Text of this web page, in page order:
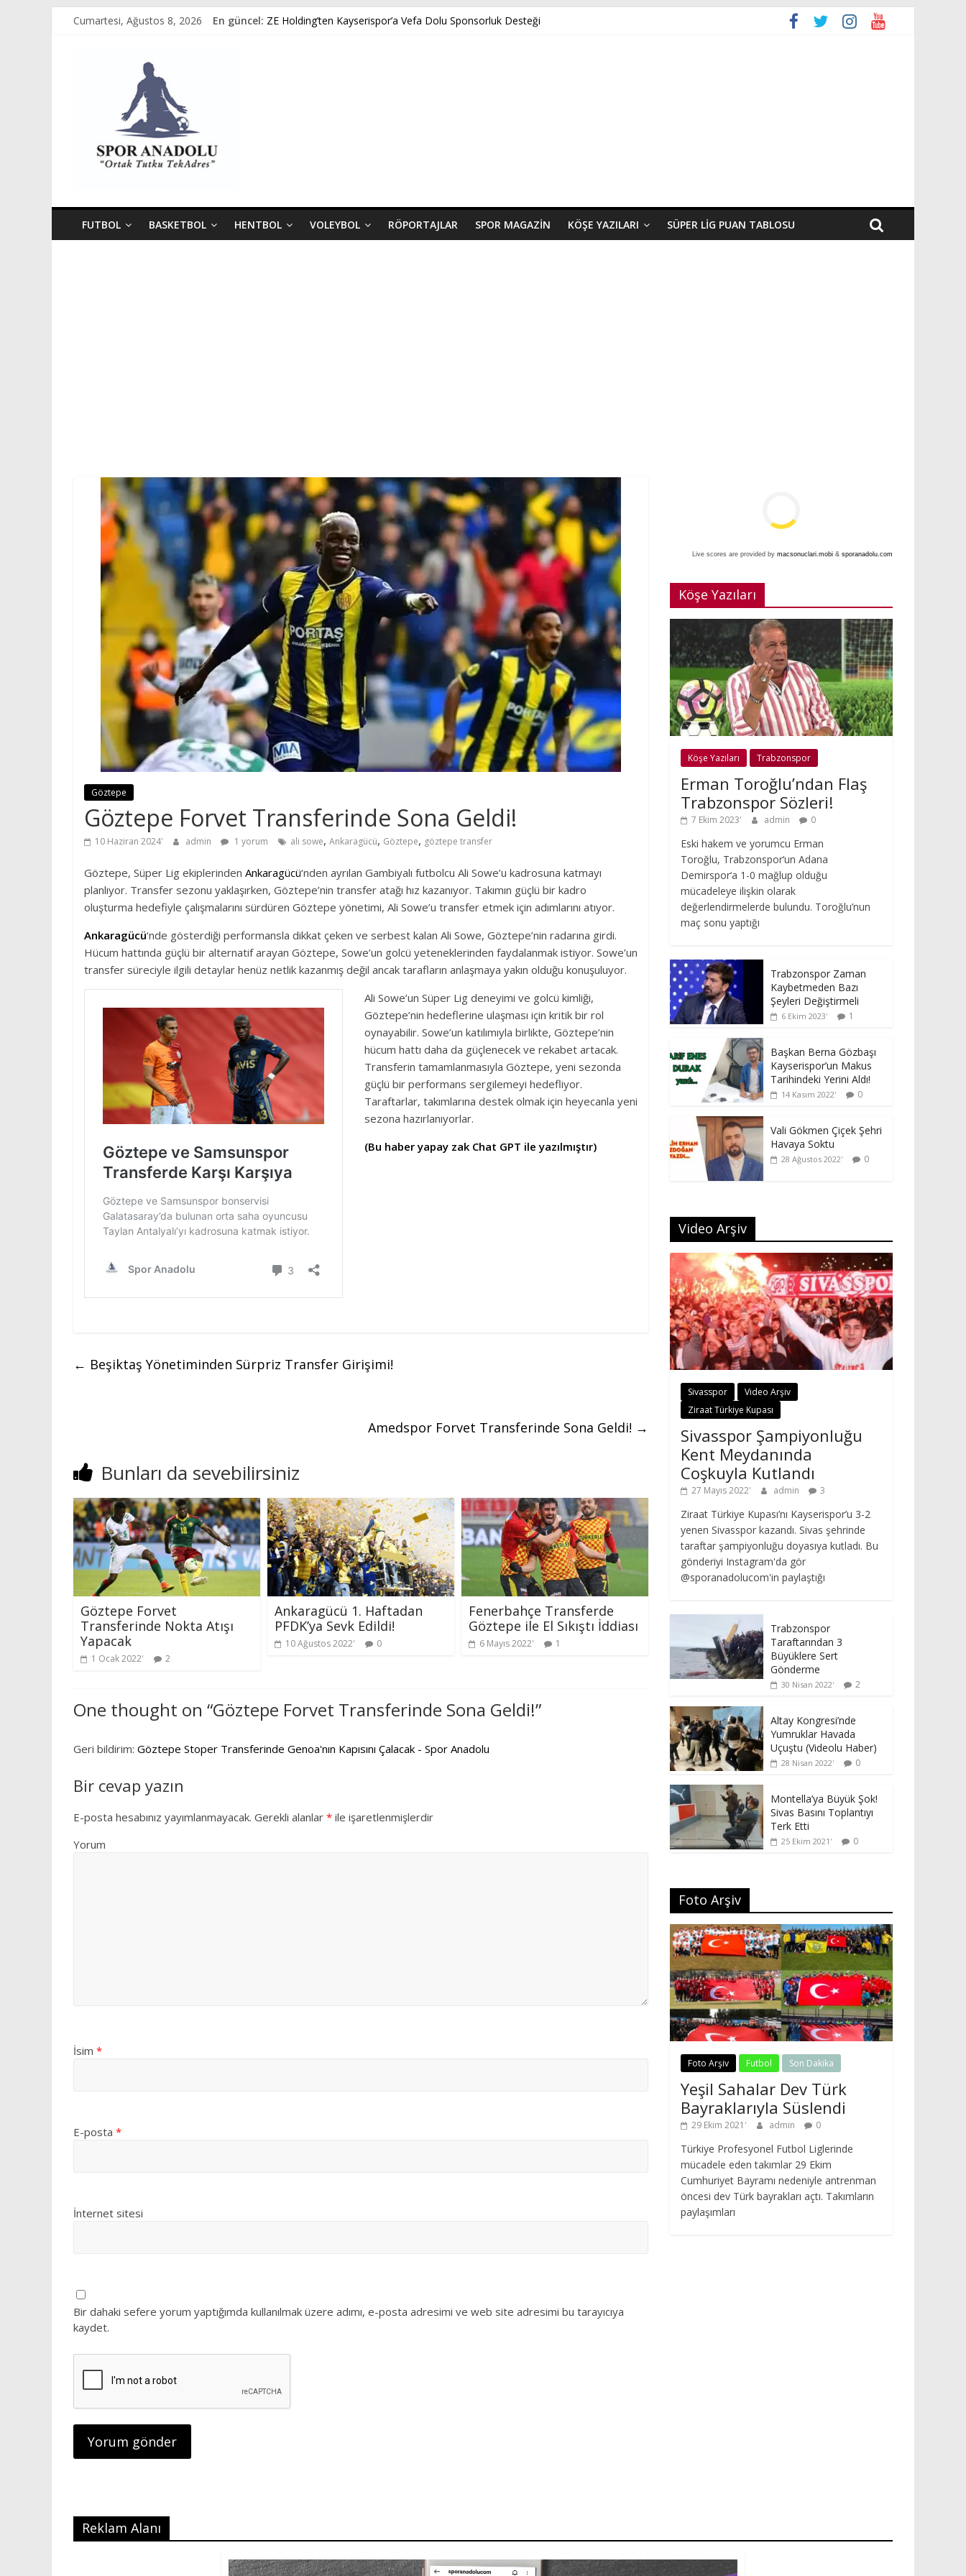
Cumartesi, Ağustos 8, 2026 En güncel: ZE Holding’ten Kayserispor’a Vefa Dolu Sponsorluk Desteği
Spor
Anadolu
Tutku,
FUTBOL BASKETBOL HENTBOL VOLEYBOL RÖPORTAJLAR SPOR MAGAZIN KÖŞE YAZILARI SÜPER LIG PUAN TABLOSU
Göztepe
Göztepe Forvet Transferinde Sona Geldi!
10 Haziran 2024 admin 1 yorum ali sowe, Ankaragücü, Göztepe, göztepe transfer
Göztepe, Süper Lig ekiplerinden Ankaragücü‘nden ayrılan Gambiyalı futbolcu Ali Sowe’u kadrosuna katmayı
planlıyor. Transfer sezonu yaklaşırken, Göztepe’nin transfer atağı hız kazanıyor. Takımın güçlü bir kadro
oluşturma hedefiyle çalışmalarını sürdüren Göztepe yönetimi, Ali Sowe’u transfer etmek için adımlarını atıyor.
Ankaragücü‘nde gösterdiği performansla dikkat çeken ve serbest kalan Ali Sowe, Göztepe’nin radarına girdi.
Hücum hattında güçlü bir alternatif arayan Göztepe, Sowe’un golcü yeteneklerinden faydalanmak istiyor. Sowe’un
transfer süreciyle ilgili detaylar henüz netlik kazanmış değil ancak tarafların anlaşmaya yakın olduğu konuşuluyor.
Ali Sowe’un Süper Lig deneyimi ve golcü kimliği,
Göztepe’nin hedeflerine ulaşması için kritik bir rol
oynayabilir. Sowe’un katılımıyla birlikte, Göztepe’nin
hücum hattı daha da güçlenecek ve rekabet artacak.
Transferin tamamlanmasıyla Göztepe, yeni sezonda
güçlü bir performans sergilemeyi hedefliyor.
Taraftarlar, takımlarına destek olmak için heyecanla yeni
sezona hazırlanıyorlar.
(Bu haber yapay zak Chat GPT ile yazılmıştır)
← Beşiktaş Yönetiminden Sürpriz Transfer Girişimi!
Amedspor Forvet Transferinde Sona Geldi! →
Bunları da sevebilirsiniz
Göztepe Forvet
Transferinde Nokta Atışı
Yapacak
1 Ocak 2022 2
Ankaragücü 1. Haftadan
PFDK’ya Sevk Edildi!
10 Ağustos 2022 0
Fenerbahçe Transferde
Göztepe ile El Sıkıştı İddiası
6 Mayıs 2022 1
One thought on “Göztepe Forvet Transferinde Sona Geldi!”
Geri bildirim: Göztepe Stoper Transferinde Genoa'nın Kapısını Çalacak - Spor Anadolu
Bir cevap yazın
E-posta hesabınız yayımlanmayacak. Gerekli alanlar * ile işaretlenmişlerdir
Yorum
İsim *
E-posta *
İnternet sitesi
Bir dahaki sefere yorum yaptığımda kullanılmak üzere adımı, e-posta adresimi ve web site adresimi bu tarayıcıya
kaydet.
Live scores are provided by macsonuclari.mobi & sporanadolu.com
Köşe Yazıları
Köşe Yazıları Trabzonspor
Erman Toroğlu’ndan Flaş
Trabzonspor Sözleri!
7 Ekim 2023 admin 0
Eski hakem ve yorumcu Erman
Toroğlu, Trabzonspor‘un Adana
Demirspor‘a 1-0 mağlup olduğu
mücadeleye ilişkin olarak
değerlendirmelerde bulundu. Toroğlu’nun
maç sonu yaptığı
Trabzonspor Zaman
Kaybetmeden Bazı
Şeyleri Değiştirmeli
6 Ekim 2023 1
Başkan Berna Gözbaşı
Kayserispor’un Makus
Tarihindeki Yerini Aldı!
14 Kasım 2022 0
Vali Gökmen Çiçek Şehri
Havaya Soktu
28 Ağustos 2022 0
Video Arşiv
Sivasspor
Video Arşiv
Ziraat Türkiye Kupası
Sivasspor Şampiyonluğu
Kent Meydanında
Coşkuyla Kutlandı
27 Mayıs 2022 admin 3
Ziraat Türkiye Kupası’nı Kayserispor’u 3-2
yenen Sivasspor kazandı. Sivas şehrinde
taraftar şampiyonluğu doyasıya kutladı. Bu
gönderiyi Instagram'da gör
@sporanadolucom'in paylaştığı
Trabzonspor
Taraftarından 3
Büyüklere Sert
Gönderme
30 Nisan 2022 2
Altay Kongresi’nde
Yumruklar Havada
Uçuştu (Videolu Haber)
28 Nisan 2022 0
Montella’ya Büyük Şok!
Sivas Basını Toplantıyı
Terk Etti
25 Ekim 2021 0
Foto Arşiv
Foto Arşiv Futbol Son Dakika
Yeşil Sahalar Dev Türk
Bayraklarıyla Süslendi
29 Ekim 2021 admin 0
Türkiye Profesyonel Futbol Liglerinde
mücadele eden takımlar 29 Ekim
Cumhuriyet Bayramı nedeniyle antrenman
öncesi dev Türk bayrakları açtı. Takımların
paylaşımları
Reklam Alanı